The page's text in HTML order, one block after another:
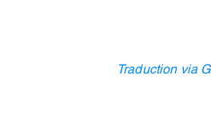
Traduction via